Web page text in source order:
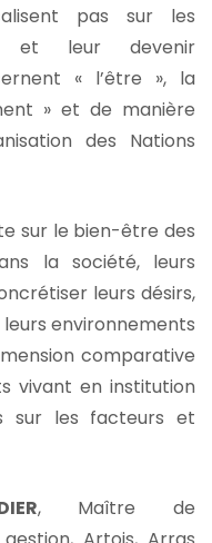
pas sur les
et leur devenir
« l’être », la
» et de manière
des Nations
sur le bien-être des
la société, leurs
leurs désirs,
environnements
comparative
vivant en institution
sur les facteurs et
, Maître de